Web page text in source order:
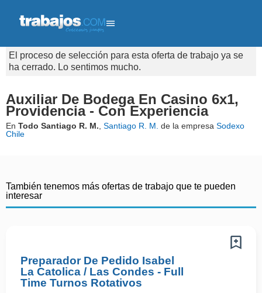
El proceso de selección para esta oferta de trabajo ya se
ha cerrado. Lo sentimos mucho.
Auxiliar De Bodega En Casino 6x1,
Providencia - Con Experiencia
En Todo Santiago R. M. Santiago R. M. de la empresa Sodexo
Chile
También tenemos más ofertas de trabajo que te pueden
interesar
Preparador De Pedido Isabel
La Catolica / Las Condes - Full
Time Turnos Rotativos